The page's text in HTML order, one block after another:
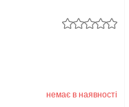
немає в наявності